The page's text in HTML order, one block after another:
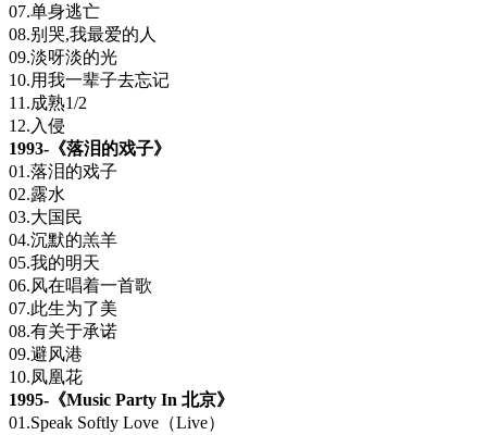
07.单身逃亡
08.别哭,我最爱的人
09.淡呀淡的光
10.用我一辈子去忘记
11.成熟1/2
12.入侵
1993-《落泪的戏子》
01.落泪的戏子
02.露水
03.大国民
04.沉默的羔羊
05.我的明天
06.风在唱着一首歌
07.此生为了美
08.有关于承诺
09.避风港
10.凤凰花
1995-《Music Party In 北京》
01.Speak Softly Love（Live）